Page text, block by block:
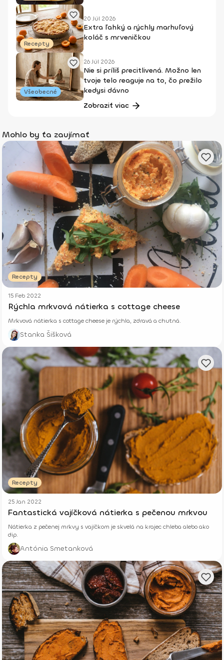
Recepty
20 Júl 2026
Extra ľahký a rýchly marhuľový
koláč s mrveničkou
Všeobecné
26 Júl 2026
Nie si príliš precitlivená. Možno len
tvoje telo reaguje na to, čo prežilo
kedysi dávno
Zobraziť viac
Mohlo by ťa zaujímať
Recepty
15 Feb 2022
Rýchla mrkvová nátierka s cottage cheese
Mrkvová nátierka s cottage cheese je rýchla, zdravá a chutná.
Stanka Šišková
Recepty
25 Jan 2022
Fantastická vajíčková nátierka s pečenou mrkvou
Nátierka z pečenej mrkvy s vajíčkom je skvelá na krajec chleba alebo ako
dip.
Antónia Smetanková